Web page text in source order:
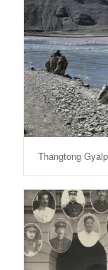
Thangtong